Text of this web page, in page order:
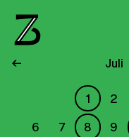
←
Juli
1 2
6
7 8 9